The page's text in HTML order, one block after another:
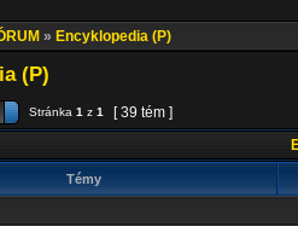
» Encyklopedia (P)
(P)
Stránka 1 z 1
[ 39 tém ]
Témy